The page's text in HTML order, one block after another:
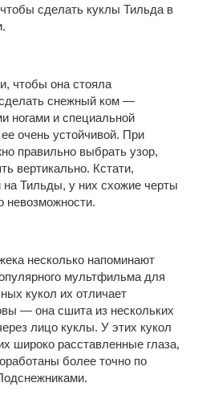
сделать куклы Тильда в
чтобы она стояла
снежный ком —
ногами и специальной
очень устойчивой. При
правильно выбрать узор,
вертикально. Кстати,
Тильды, у них схожие черты
невозможности.
несколько напоминают
мультфильма для
кукол их отличает
— она сшита из нескольких
лицо куклы. У этих кукол
широко расставленные глаза,
более точно по